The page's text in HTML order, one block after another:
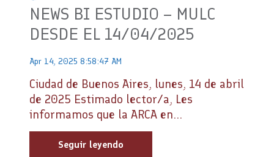
NEWS BI ESTUDIO – MULC
DESDE EL 14/04/2025
Apr 14, 2025 8:58:47 AM
Ciudad de Buenos Aires, lunes, 14 de abril
de 2025 Estimado lector/a, Les
informamos que la ARCA en...
Seguir leyendo